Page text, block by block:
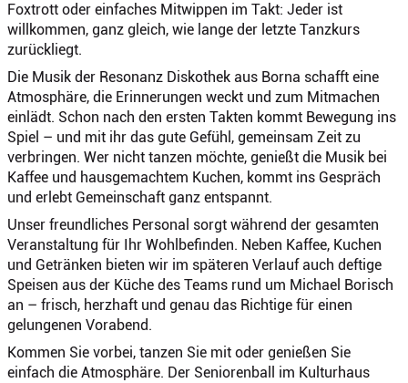
Foxtrott oder einfaches Mitwippen im Takt: Jeder ist
willkommen, ganz gleich, wie lange der letzte Tanzkurs
zurückliegt.
Die Musik der Resonanz Diskothek aus Borna schafft eine
Atmosphäre, die Erinnerungen weckt und zum Mitmachen
einlädt. Schon nach den ersten Takten kommt Bewegung ins
Spiel – und mit ihr das gute Gefühl, gemeinsam Zeit zu
verbringen. Wer nicht tanzen möchte, genießt die Musik bei
Kaffee und hausgemachtem Kuchen, kommt ins Gespräch
und erlebt Gemeinschaft ganz entspannt.
Unser freundliches Personal sorgt während der gesamten
Veranstaltung für Ihr Wohlbefinden. Neben Kaffee, Kuchen
und Getränken bieten wir im späteren Verlauf auch deftige
Speisen aus der Küche des Teams rund um Michael Borisch
an – frisch, herzhaft und genau das Richtige für einen
gelungenen Vorabend.
Kommen Sie vorbei, tanzen Sie mit oder genießen Sie
einfach die Atmosphäre. Der Seniorenball im Kulturhaus